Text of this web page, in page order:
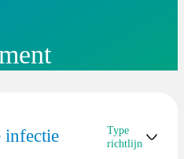
infectie
Type
richtlijn